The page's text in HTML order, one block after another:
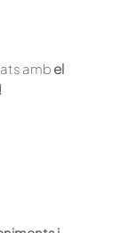
amb el